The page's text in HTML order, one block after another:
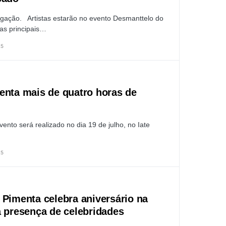
Artistas estarão no evento Desmanttelo do
principais…
mais de quatro horas de
será realizado no dia 19 de julho, no Iate
celebra aniversário na
de celebridades